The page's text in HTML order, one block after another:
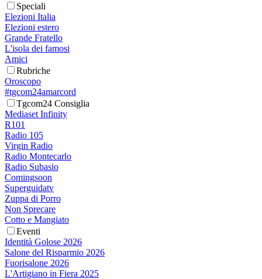
Speciali
Elezioni Italia
Elezioni estero
Grande Fratello
L'isola dei famosi
Amici
Rubriche
Oroscopo
#tgcom24amarcord
Tgcom24 Consiglia
Mediaset Infinity
R101
Radio 105
Virgin Radio
Radio Montecarlo
Radio Subasio
Comingsoon
Superguidatv
Zuppa di Porro
Non Sprecare
Cotto e Mangiato
Eventi
Identità Golose 2026
Salone del Risparmio 2026
Fuorisalone 2026
L'Artigiano in Fiera 2025